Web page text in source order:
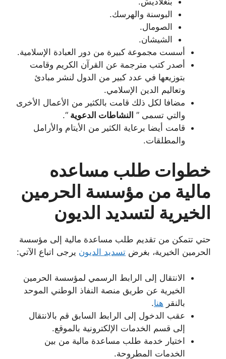
البوسنة والهرسك.
الصومال.
الشيشان.
أسست مجموعة كبيرة من دور العبادة الإسلامية.
أصدر كتب مترجمة عن القرآن الكريم وقامت
بتوزيعها في عدد كبير من الدول لنشر مبادئ
وتعاليم الدين الإسلامي.
مضافا لكل ذلك قامت بالكثير من الأعمال الأخرى
والتي تسمى ” النشاطات الدعوية “.
قامت أيضا برعاية الكثير من الأيتام والأرامل
والمطلقات.
خطوات طلب مساعده
مالية من مؤسسة الحرمين
الخيرية لتسديد الديون
حتي تتمكن من تقديم طلب مساعدة مالية إلى مؤسسة
الحرمين الخيرية، بغرض تسديد الديون يرجى اتباع الآتي:
الانتقال إلى الرابط الرسمي لمؤسسة الحرمين
الخيرية عن طريق منصة النفاذ الوطني الموحد
بالنقر هنا.
عقب الدخول إلى الرابط السابق قم بالانتقال
إلى قسم الخدمات الإلكترونية بالموقع.
اختيار خدمة طلب مساعدة مالية من بين
الخدمات المطروحة.